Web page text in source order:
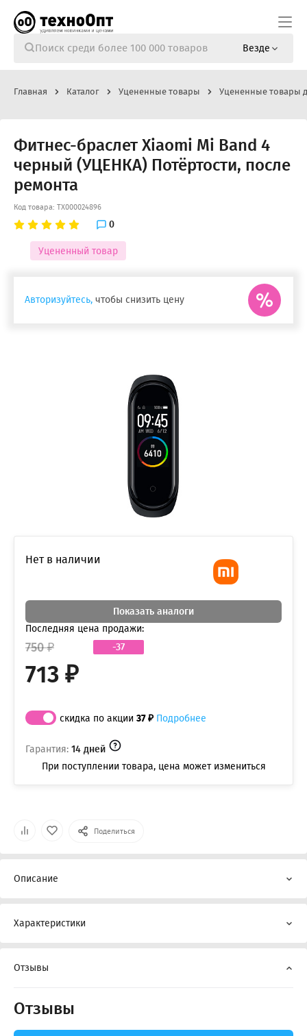
Везде
Главная Каталог Уцененные товары Уцененные товары
Фитнес-браслет Xiaomi Mi Band 4
черный (УЦЕНКА) Потёртости, после
ремонта
Код товара: ТХ000024896
0
Уцененный товар
Поделиться
Авторизуйтесь, чтобы снизить цену
Нет в наличии
Показать аналоги
Гарантия: 14 дней
Последняя цена продажи:
-37
750 ₽
713 ₽
скидка по акции 37 ₽ Подробнее
При поступлении товара, цена может измениться
Описание
Характеристики
Отзывы
Отзывы